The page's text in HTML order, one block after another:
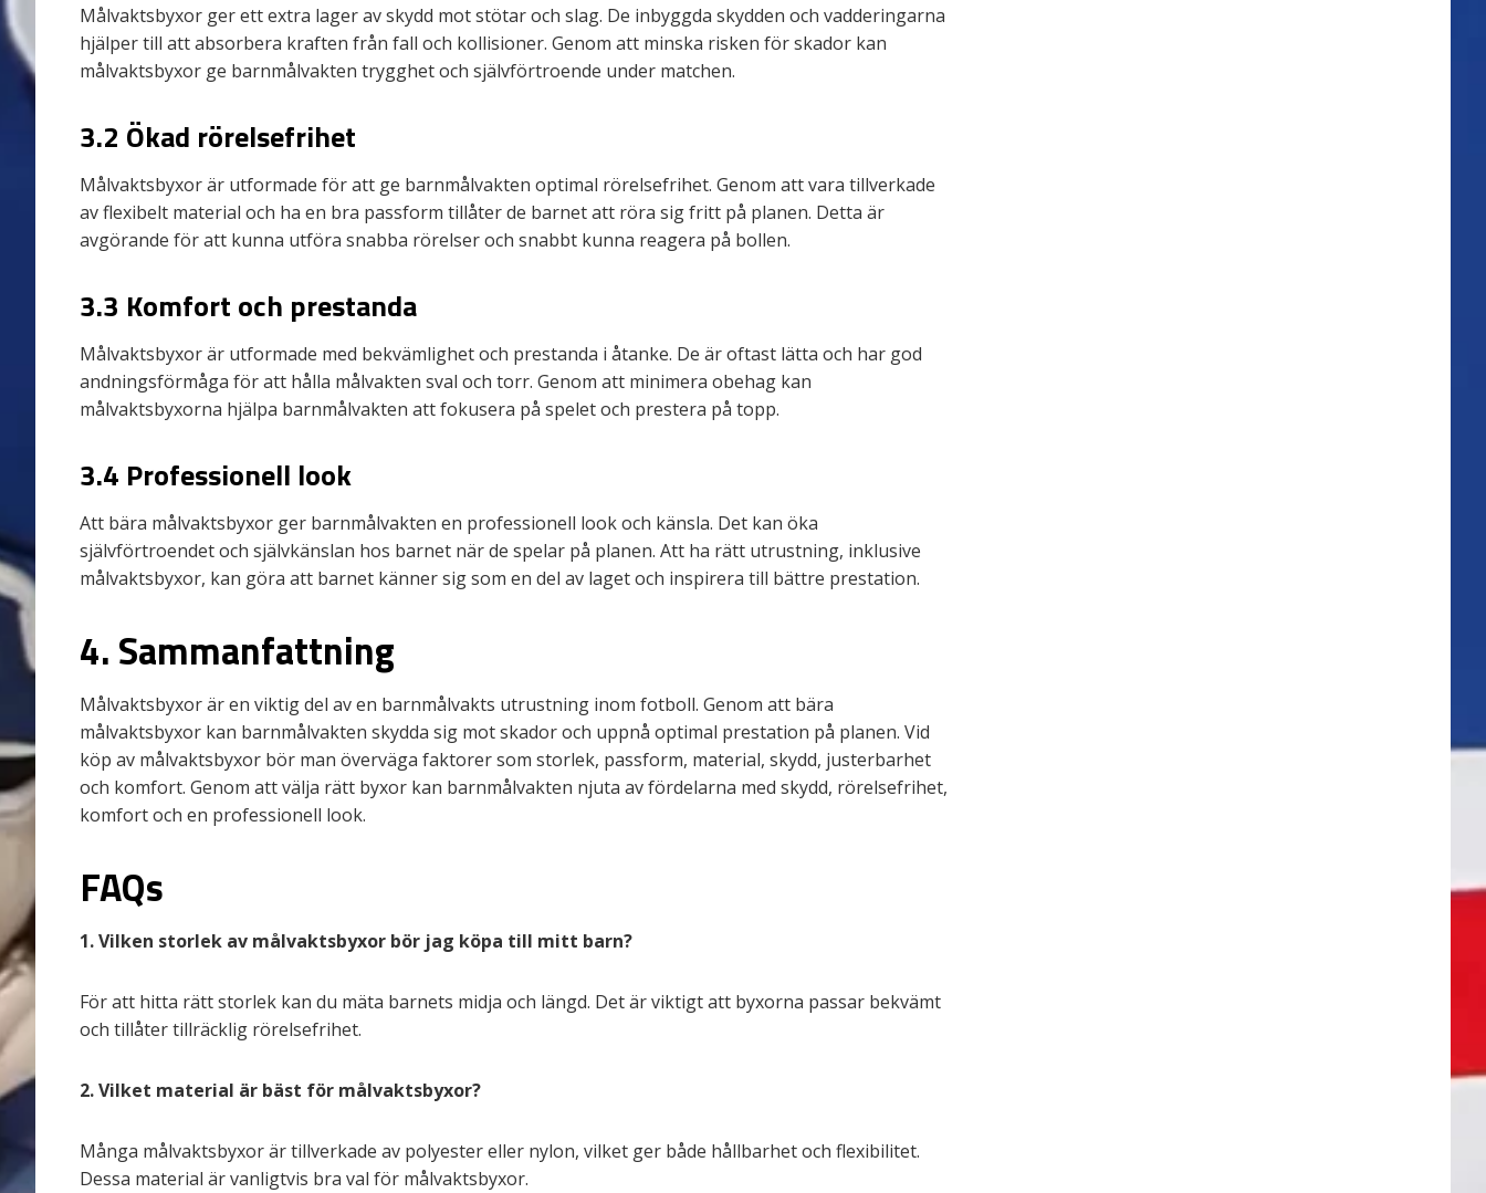
Målvaktsbyxor ger ett extra lager av skydd mot stötar och slag. De inbyggda skydden och vadderingarna
hjälper till att absorbera kraften från fall och kollisioner. Genom att minska risken för skador kan
målvaktsbyxor ge barnmålvakten trygghet och självförtroende under matchen.
3.2 Ökad rörelsefrihet
Målvaktsbyxor är utformade för att ge barnmålvakten optimal rörelsefrihet. Genom att vara tillverkade
av flexibelt material och ha en bra passform tillåter de barnet att röra sig fritt på planen. Detta är
avgörande för att kunna utföra snabba rörelser och snabbt kunna reagera på bollen.
3.3 Komfort och prestanda
Målvaktsbyxor är utformade med bekvämlighet och prestanda i åtanke. De är oftast lätta och har god
andningsförmåga för att hålla målvakten sval och torr. Genom att minimera obehag kan
målvaktsbyxorna hjälpa barnmålvakten att fokusera på spelet och prestera på topp.
3.4 Professionell look
Att bära målvaktsbyxor ger barnmålvakten en professionell look och känsla. Det kan öka
självförtroendet och självkänslan hos barnet när de spelar på planen. Att ha rätt utrustning, inklusive
målvaktsbyxor, kan göra att barnet känner sig som en del av laget och inspirera till bättre prestation.
4. Sammanfattning
Målvaktsbyxor är en viktig del av en barnmålvakts utrustning inom fotboll. Genom att bära
målvaktsbyxor kan barnmålvakten skydda sig mot skador och uppnå optimal prestation på planen. Vid
köp av målvaktsbyxor bör man överväga faktorer som storlek, passform, material, skydd, justerbarhet
och komfort. Genom att välja rätt byxor kan barnmålvakten njuta av fördelarna med skydd, rörelsefrihet,
komfort och en professionell look.
FAQs
1. Vilken storlek av målvaktsbyxor bör jag köpa till mitt barn?
För att hitta rätt storlek kan du mäta barnets midja och längd. Det är viktigt att byxorna passar bekvämt
och tillåter tillräcklig rörelsefrihet.
2. Vilket material är bäst för målvaktsbyxor?
Många målvaktsbyxor är tillverkade av polyester eller nylon, vilket ger både hållbarhet och flexibilitet.
Dessa material är vanligtvis bra val för målvaktsbyxor.